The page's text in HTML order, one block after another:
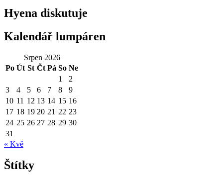
Hyena diskutuje
Kalendář lumpáren
Srpen 2026
Po Út St Čt Pá So Ne
1
2
3
4 5 6 7 8
9
10 11 12 13 14 15 16
17 18 19 20 21 22 23
24 25 26 27 28 29 30
31
« Kvě
Štítky